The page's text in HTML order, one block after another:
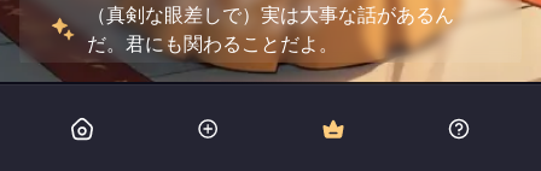
（真剣な眼差しで）実は大事な話があるん
だ。君にも関わることだよ。